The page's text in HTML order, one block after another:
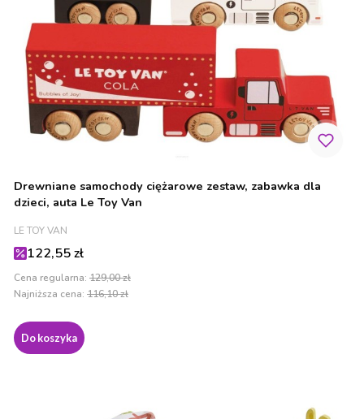
Drewniane samochody ciężarowe zestaw, zabawka dla
dzieci, auta Le Toy Van
PRODUCENT
LE TOY VAN
Cena promocyjna
122,55 zł
Cena regularna: 129,00 zł
Najniższa cena: 116,10 zł
Do koszyka